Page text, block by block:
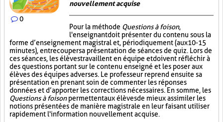
0
nouvellement acquise
Pour la méthode Questions à foison,
l'enseignant doit présenter du contenu sous la
forme d’enseignement magistral et, périodiquement (aux 10-15
minutes), entrecouper sa présentation de séances de quiz. Lors de
ces séances, les élèves travaillent en équipe et doivent réfléchir à
des questions portant sur le contenu enseigné et les poser aux
élèves des équipes adverses. Le professeur reprend ensuite sa
présentation en prenant soin de commenter les réponses
données et d’apporter les corrections nécessaires. En somme, les
Questions à foisonpermettent aux élèves de mieux assimiler les
notions présentées de manière magistrale en leur faisant utiliser
rapidement l'information nouvellement acquise.